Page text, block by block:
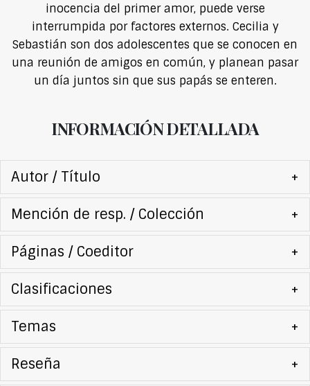
inocencia del primer amor, puede verse
interrumpida por factores externos. Cecilia y
Sebastián son dos adolescentes que se conocen en
una reunión de amigos en común, y planean pasar
un día juntos sin que sus papás se enteren.
INFORMACIÓN DETALLADA
Autor / Título +
Mención de resp. / Colección +
Páginas / Coeditor +
Clasificaciones +
Temas +
Reseña +